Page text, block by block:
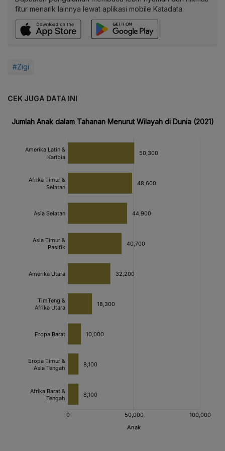
fitur menarik lainnya lewat aplikasi mobile Katadata.
#Zigi
CEK JUGA DATA INI